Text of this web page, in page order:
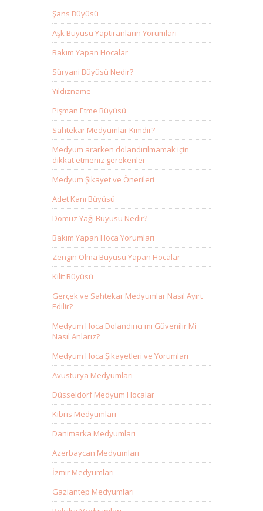
Şans Büyüsü
Aşk Büyüsü Yaptıranların Yorumları
Bakım Yapan Hocalar
Süryani Büyüsü Nedir?
Yıldızname
Pişman Etme Büyüsü
Sahtekar Medyumlar Kimdir?
Medyum ararken dolandırılmamak için
dikkat etmeniz gerekenler
Medyum Şikayet ve Önerileri
Adet Kanı Büyüsü
Domuz Yağı Büyüsü Nedir?
Bakım Yapan Hoca Yorumları
Zengin Olma Büyüsü Yapan Hocalar
Kilit Büyüsü
Gerçek ve Sahtekar Medyumlar Nasıl Ayırt
Edilir?
Medyum Hoca Dolandırıcı mı Güvenilir Mi
Nasıl Anlarız?
Medyum Hoca Şikayetleri ve Yorumları
Avusturya Medyumları
Düsseldorf Medyum Hocalar
Kıbrıs Medyumları
Danimarka Medyumları
Azerbaycan Medyumları
İzmir Medyumları
Gaziantep Medyumları